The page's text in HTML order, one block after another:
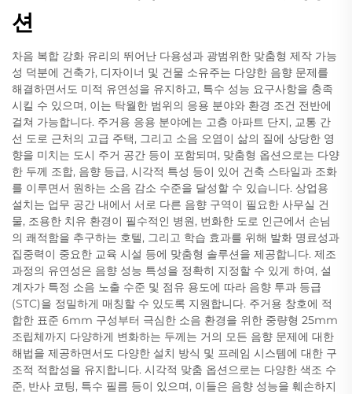
션
차음 복합 강화 유리의 뛰어난 다용성과 광범위한 맞춤형 제작 가능
성 덕분에 건축가, 디자이너 및 건물 소유주는 다양한 음향 문제를
해결하면서도 미적 유연성을 유지하고, 특수 성능 요구사항을 충족
시킬 수 있으며, 이는 탁월한 범위의 응용 분야와 환경 조건 전반에
걸쳐 가능합니다. 주거용 응용 분야에는 고층 아파트 단지, 교통 간
선 도로 근처의 고급 주택, 그리고 소음 오염이 삶의 질에 상당한 영
향을 미치는 도시 주거 공간 등이 포함되며, 맞춤형 옵션으로는 다양
한 두께 조합, 음향 등급, 시각적 특성 등이 있어 건축 스타일과 조화
를 이루면서 원하는 소음 감소 수준을 달성할 수 있습니다. 상업용
설치는 업무 공간 내에서 서로 다른 음향 구역이 필요한 사무실 건
물, 조용한 치유 환경이 필수적인 병원, 번화한 도로 인근에서 손님
의 쾌적함을 추구하는 호텔, 그리고 학습 효과를 위해 발화 명료성과
집중력이 중요한 교육 시설 등에 맞춤형 솔루션을 제공합니다. 제조
과정의 유연성은 음향 성능 특성을 정확히 지정할 수 있게 하여, 설
계자가 특정 소음 노출 수준 및 점유 용도에 따라 음향 투과 등급
(STC)을 정밀하게 매칭할 수 있도록 지원합니다. 주거용 창호에 적
합한 표준 6mm 구성부터 극심한 소음 환경을 위한 중량형 25mm
조립체까지 다양하게 변화하는 두께는 거의 모든 음향 문제에 대한
해법을 제공하면서도 다양한 설치 방식 및 프레임 시스템에 대한 구
조적 적합성을 유지합니다. 시각적 맞춤 옵션으로는 다양한 색조 수
준, 반사 코팅, 특수 필름 등이 있으며, 이들은 음향 성능을 훼손하지